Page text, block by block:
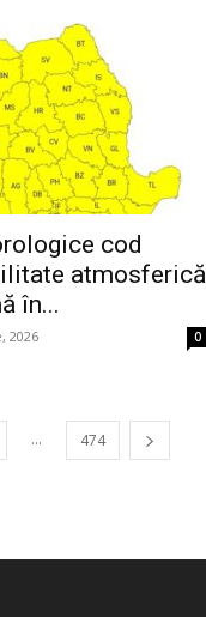
cod
atmosferică
în...
2026 0
... 474